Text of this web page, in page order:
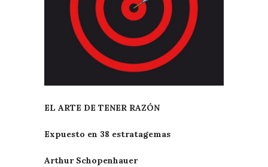
EL ARTE DE TENER RAZÓN
Expuesto en 38 estratagemas
Arthur Schopenhauer